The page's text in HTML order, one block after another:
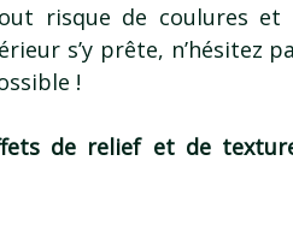
risque de coulures et
s’y prête, n’hésitez
!
de relief et de